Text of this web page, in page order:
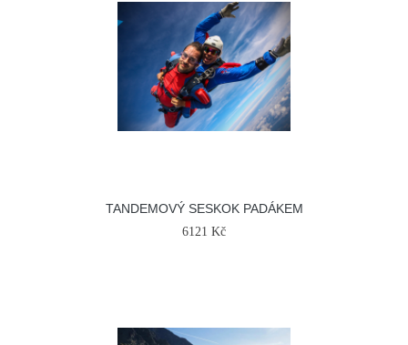
TANDEMOVÝ SESKOK PADÁKEM
6121 Kč